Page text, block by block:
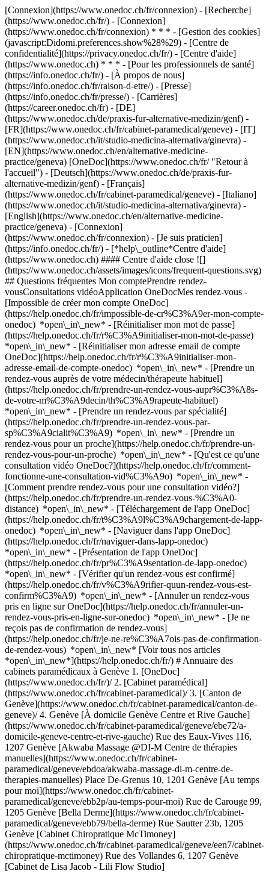
[Connexion](https://www.onedoc.ch/fr/connexion) - [Recherche]
(https://www.onedoc.ch/fr/) - [Connexion]
(https://www.onedoc.ch/fr/connexion) * * * - [Gestion des cookies]
(javascript:Didomi.preferences.show%28%29) - [Centre de
confidentialité](https://privacy.onedoc.ch/fr/) - [Centre d'aide]
(https://www.onedoc.ch) * * * - [Pour les professionnels de santé]
(https://info.onedoc.ch/fr/) - [À propos de nous]
(https://info.onedoc.ch/fr/raison-d-etre/) - [Presse]
(https://info.onedoc.ch/fr/presse/) - [Carrières]
(https://career.onedoc.ch/fr) - [DE]
(https://www.onedoc.ch/de/praxis-fur-alternative-medizin/genf) -
[FR](https://www.onedoc.ch/fr/cabinet-paramedical/geneve) - [IT]
(https://www.onedoc.ch/it/studio-medicina-alternativa/ginevra) -
[EN](https://www.onedoc.ch/en/alternative-medicine-
practice/geneva) [OneDoc](https://www.onedoc.ch/fr/ "Retour à
l'accueil") - [Deutsch](https://www.onedoc.ch/de/praxis-fur-
alternative-medizin/genf) - [Français]
(https://www.onedoc.ch/fr/cabinet-paramedical/geneve) - [Italiano]
(https://www.onedoc.ch/it/studio-medicina-alternativa/ginevra) -
[English](https://www.onedoc.ch/en/alternative-medicine-
practice/geneva) - [Connexion]
(https://www.onedoc.ch/fr/connexion) - [Je suis praticien]
(https://info.onedoc.ch/fr/) - [*help\_outline*Centre d'aide]
(https://www.onedoc.ch) #### Centre d'aide close ![]
(https://www.onedoc.ch/assets/images/icons/frequent-questions.svg)
## Questions fréquentes Mon comptePrendre rendez-
vousConsultations vidéoApplication OneDocMes rendez-vous -
[Impossible de créer mon compte OneDoc]
(https://help.onedoc.ch/fr/impossible-de-cr%C3%A9er-mon-compte-
onedoc) *open\_in\_new* - [Réinitialiser mon mot de passe]
(https://help.onedoc.ch/fr/r%C3%A9initialiser-mon-mot-de-passe)
*open\_in\_new* - [Réinitialiser mon adresse email de compte
OneDoc](https://help.onedoc.ch/fr/r%C3%A9initialiser-mon-
adresse-email-de-compte-onedoc) *open\_in\_new* - [Prendre un
rendez-vous auprès de votre médecin/thérapeute habituel]
(https://help.onedoc.ch/fr/prendre-un-rendez-vous-aupr%C3%A8s-
de-votre-m%C3%A9decin/th%C3%A9rapeute-habituel)
*open\_in\_new* - [Prendre un rendez-vous par spécialité]
(https://help.onedoc.ch/fr/prendre-un-rendez-vous-par-
sp%C3%A9cialit%C3%A9) *open\_in\_new* - [Prendre un
rendez-vous pour un proche](https://help.onedoc.ch/fr/prendre-un-
rendez-vous-pour-un-proche) *open\_in\_new* - [Qu'est ce qu'une
consultation vidéo OneDoc?](https://help.onedoc.ch/fr/comment-
fonctionne-une-consultation-vid%C3%A9o) *open\_in\_new* -
[Comment prendre rendez-vous pour une consultation vidéo?]
(https://help.onedoc.ch/fr/prendre-un-rendez-vous-%C3%A0-
distance) *open\_in\_new* - [Téléchargement de l'app OneDoc]
(https://help.onedoc.ch/fr/t%C3%A9l%C3%A9chargement-de-lapp-
onedoc) *open\_in\_new* - [Naviguer dans l'app OneDoc]
(https://help.onedoc.ch/fr/naviguer-dans-lapp-onedoc)
*open\_in\_new* - [Présentation de l'app OneDoc]
(https://help.onedoc.ch/fr/pr%C3%A9sentation-de-lapp-onedoc)
*open\_in\_new* - [Vérifier qu'un rendez-vous est confirmé](https://help.onedoc.ch/fr/v%C3%A9rifier-quun-rendez-vous-est-confirm%C3%A9) *open\_in\_new* - [Annuler un rendez-vous pris en ligne sur OneDoc](https://help.onedoc.ch/fr/annuler-un-rendez-vous-pris-en-ligne-sur-onedoc) *open\_in\_new* - [Je ne reçois pas de confirmation de rendez-vous](https://help.onedoc.ch/fr/je-ne-re%C3%A7ois-pas-de-confirmation-de-rendez-vous) *open\_in\_new* [Voir tous nos articles *open\_in\_new*](https://help.onedoc.ch/fr/) # Annuaire des cabinets paramédicaux à Genève 1. [OneDoc](https://www.onedoc.ch/fr/)/ 2. [Cabinet paramédical](https://www.onedoc.ch/fr/cabinet-paramedical)/ 3. [Canton de Genève](https://www.onedoc.ch/fr/cabinet-paramedical/canton-de-geneve)/ 4. Genève [À domicile Genève Centre et Rive Gauche](https://www.onedoc.ch/fr/cabinet-paramedical/geneve/ebe72/a-domicile-geneve-centre-et-rive-gauche) Rue des Eaux-Vives 116, 1207 Genève [Akwaba Massage @DI-M Centre de thérapies manuelles](https://www.onedoc.ch/fr/cabinet-paramedical/geneve/ebdoa/akwaba-massage-di-m-centre-de-therapies-manuelles) Place De-Grenus 10, 1201 Genève [Au temps pour moi](https://www.onedoc.ch/fr/cabinet-paramedical/geneve/ebb2p/au-temps-pour-moi) Rue de Carouge 99, 1205 Genève [Bella Derme](https://www.onedoc.ch/fr/cabinet-paramedical/geneve/ebb79/bella-derme) Rue Sautter 23b, 1205 Genève [Cabinet Chiropratique McTimoney](https://www.onedoc.ch/fr/cabinet-paramedical/geneve/een7/cabinet-chiropratique-mctimoney) Rue des Vollandes 6, 1207 Genève [Cabinet de Lisa Jacob - Lili Flow Studio](https://www.onedoc.ch/fr/cabinet-paramedical/geneve/ebewm/cabinet-de-lisa-jacob-lili-flow-studio) Rue De-Candolle 20, 1205 Genève [Cabinet empty your mind](https://www.onedoc.ch/fr/cabinet-paramedical/geneve/ebakv/cabinet-empty-your-mind) Avenue de France 6, 1202 Genève [Cabinet Kinesioka](https://www.onedoc.ch/fr/cabinet-paramedical/geneve/ebbnd/cabinet-kinesioka) Avenue de Sainte-Clotilde 17, 1205 Genève [Centre à Genève "Servette" de Medecine intégrative Alternative et Complémentaire](https://www.onedoc.ch/fr/cabinet-paramedical/geneve/e5xh/centre-a-geneve-servette-de-medecine-integrative-alternative-et-complementaire) Rue Benjamin-Soullier 14, 1202 Genève [Centre Cryo-Sport-Santé](https://www.onedoc.ch/fr/cabinet-paramedical/geneve/ep9f/centre-cryo-sport-sante) Rue du Rhône 50, 1204 Genève [Centre de Soins Thérapeutiques Genève](https://www.onedoc.ch/fr/cabinet-paramedical/geneve/ebb3x/centre-de-soins-therapeutiques-geneve) Rue François-Ruchon 1, 1203 Genève [Centre Jean-Violette, NICe](https://www.onedoc.ch/fr/cabinet-paramedical/geneve/eeqw/centre-jean-violette-nice) Rue Jean-Violette 10, 1205 Genève [Centre Renaissance](https://www.onedoc.ch/fr/cabinet-paramedical/geneve/ed69/centre-renaissance) Chemin de la Petite-Boissière 44, 1208 Genève [Chinamedic - Didier JOLIVET](https://www.onedoc.ch/fr/cabinet-paramedical/geneve/ec4e/chinamedic-didier-jolivet) Rue de la Fontaine 15, 1204 Genève [Chinatang Genève](https://www.onedoc.ch/fr/cabinet-paramedical/geneve/e7wn/chinatang-geneve) Galerie Jean-Malbuisson 15, 1204 Genève [Chinatang Genève](https://www.onedoc.ch/fr/cabinet-paramedical/geneve/e7wq/chinatang-geneve) Galerie Jean-Malbuisson 15, 1204 Genève [Family Naturopathie](https://www.onedoc.ch/fr/cabinet-paramedical/geneve/epy8/family-naturopathie) Rue Ami-Lullin 9, 1207 Genève [Julie Blume - Systemisches Coaching](https://www.onedoc.ch/fr/cabinet-paramedical/geneve/ebbpp/julie-blume-systemisches-coaching) Rue Philippe-Plantamour 34, 1201 Genève [Les Reines Nubiennes - Soins à domicile](https://www.onedoc.ch/fr/cabinet-paramedical/geneve/eben4/les-reines-nubiennes-soins-a-domicile) Genève, 1200 Genève [Physio Bastions Genève](https://www.onedoc.ch/fr/cabinet-paramedical/geneve/ec0w/physio-bastions-geneve) Rue du Conseil-Général 10, 1205 Genève [Shichi](https://www.onedoc.ch/fr/cabinet-paramedical/geneve/eeeq/shichi) Rue de Saint-Jean 11, 1203 Genève [Studio SoHam](https://www.onedoc.ch/fr/cabinet-paramedical/geneve/e6dk/studio-soham) Rue Philippe-Plantamour 34, 1201 Genève [Swiss Hands - Laurence Santschy](https://www.onedoc.ch/fr/cabinet-paramedical/geneve/ebd54/swiss-hands-laurence-santschy) Rue de la Servette 88, 1202 Genève [Tania Félix - Podologue ES](https://www.onedoc.ch/fr/cabinet-paramedical/geneve/eit3/tania-felix-podologue-es) Rue Vignier 2, 1205 Genève ### Téléchargez l'app OneDoc Prenez rendez-vous en ligne chez un médecin, un dentiste ou un thérapeute proche de vous en Suisse. L'application OneDoc vous permet de gérer tous vos rendez-vous médicaux depuis votre natel, n'importe où et n'importe quand. ![Code QR redirigeant vers l’App Store ou Google Play pour télécharger l’app OneDoc Patients](https://www.onedoc.ch/assets/images/download-app-qr.jpeg) Scannez le QR code pour télécharger l’application [![Téléchargez notre application sur l'App Store!](https://www.onedoc.ch/assets/images/app-store-badge-fr.svg)](https://apps.apple.com/ch/app/onedoc/id1592376413?l=fr)[![Téléchargez notre application sur le Google Play Store!](https://www.onedoc.ch/assets/images/google-play-badge-fr.png)](https://play.google.com/store/apps/details?id=ch.onedoc.patient&hl=fr-CH) *keyboard\_arrow\_right* ## Trouver un spécialiste [Physiothérapeute](https://www.onedoc.ch/fr/physiotherapeute)[Masseur classique](https://www.onedoc.ch/fr/masseur-classique)[Médecin généraliste](https://www.onedoc.ch/fr/medecin-generaliste)[Réflexologue](https://www.onedoc.ch/fr/reflexologue)[Thérapeute en drainage lymphatique](https://www.onedoc.ch/fr/therapeute-en-drainage-lymphatique)[Spécialiste en médecine interne générale](https://www.onedoc.ch/fr/specialiste-en-medecine-interne-generale)[Psychologue](https://www.onedoc.ch/fr/psychologue)[Ostéopathe](https://www.onedoc.ch/fr/osteopathe)[Médecin-dentiste](https://www.onedoc.ch/fr/medecin-dentiste)[Ophtalmologue](https://www.onedoc.ch/fr/ophtalmologue)[Acupuncteur](https://www.onedoc.ch/fr/acupuncteur)[Prestations de santé en pharmacie](https://www.onedoc.ch/fr/prestations-de-sante-en-pharmacie)[Centre de vaccination](https://www.onedoc.ch/fr/centre-de-vaccination)[Gynécologue obstétricien](https://www.onedoc.ch/fr/gynecologue-obstetricien)[Masseur thérapeutique](https://www.onedoc.ch/fr/masseur-therapeutique)[Thérapeute en nutrition MCO](https://www.onedoc.ch/fr/therapeute-en-nutrition-mco)[Thérapeute en hypnose](https://www.onedoc.ch/fr/therapeute-en-hypnose)[Kinésiologue](https://www.onedoc.ch/fr/kinesiologue)[Physiothérapeute du sport](https://www.onedoc.ch/fr/physiotherapeute-du-sport)[Pédiatre](https://www.onedoc.ch/fr/pediatre)[Spécialiste en Médecine Traditionnelle Chinoise (MTC)](https://www.onedoc.ch/fr/specialiste-en-medecine-traditionnelle-chinoise-mtc)[Toutes les spécialités](https://www.onedoc.ch/fr/specialites) *keyboard\_arrow\_right* ## Trouver une expertise [Check-up | bilan de santé](https://www.onedoc.ch/fr/check-up-bilan-de-sante)[Récupération physiothérapeutique du sportif](https://www.onedoc.ch/fr/recuperation-physiotherapeutique-du-sportif)[Thérapie Manuelle](https://www.onedoc.ch/fr/therapie-manuelle)[Rupture du ligament croisé antérieur (LCA) | Déchirure du ligament croisé antérieur (LCA)](https://www.onedoc.ch/fr/rupture-du-ligament-croise-anterieur-lca-dechirure-du-ligament-croise-anterieur-lca)[Suivi du sportif](https://www.onedoc.ch/fr/suivi-du-sportif)[Accompagnement psychologique pour gestion du stress](https://www.onedoc.ch/fr/accompagnement-psychologique-pour-gestion-du-stress)[Examen de la vue](https://www.onedoc.ch/fr/examen-de-la-vue)[Entraînement de l'équilibre](https://www.onedoc.ch/fr/entrainement-de-l-equilibre)[Carie](https://www.onedoc.ch/fr/carie)[Vaccination encéphalite à tiques (FSME)](https://www.onedoc.ch/fr/vaccination-encephalite-a-tiques-fsme)[Arthrose](https://www.onedoc.ch/fr/arthrose)[Déchirure du ménisque | Rupture du ménisque | Lésion du ménisque](https://www.onedoc.ch/fr/dechirure-du-menisque-rupture-du-menisque-lesion-du-menisque)[Bilan postural](https://www.onedoc.ch/fr/bilan-postural)[Prévention cardio-vasculaire | CardioCheck | CardioTest](https://www.onedoc.ch/fr/prevention-cardio-vasculaire-cardiocheck-cardiotest)[Vaccination grippe](https://www.onedoc.ch/fr/vaccination-grippe)[Détartrage](https://www.onedoc.ch/fr/detartrage)[Accompagnement psychologique pour la dépression](https://www.onedoc.ch/fr/accompagnement-psychologique-pour-la-depression)[Allergie | AllergoTest | Bilan allergologique](https://www.onedoc.ch/fr/allergie-allergotest-bilan-allergologique)[Parodontologie | Soin des gencives | Déchaussement des dents](https://www.onedoc.ch/fr/parodontologie-soin-des-gencives-dechaussement-des-dents)[Dépistage du diabète](https://www.onedoc.ch/fr/depistage-du-diabete)[Implant dentaire](https://www.onedoc.ch/fr/implant-dentaire)[Toutes les expertises](https://www.onedoc.ch/fr/expertises) *keyboard\_arrow\_right* ## Trouver un établissement [Cabinet médical](https://www.onedoc.ch/fr/cabinet-medical)[Centre médical](https://www.onedoc.ch/fr/centre-medical)[Cabinet de groupe](https://www.onedoc.ch/fr/cabinet-de-groupe)[Cabinet dentaire](https://www.onedoc.ch/fr/cabinet-dentaire)[Pharmacie](https://www.onedoc.ch/fr/pharmacie)[Cabinet d'ostéopathie](https://www.onedoc.ch/fr/cabinet-d-osteopathie)[Cabinet de physiothérapie](https://www.onedoc.ch/fr/cabinet-de-physiotherapie)[Groupe médical](https://www.onedoc.ch/fr/groupe-medical)[Clinique dentaire](https://www.onedoc.ch/fr/clinique-dentaire)[Centre de santé](https://www.onedoc.ch/fr/centre-de-sante)[Magasin d'optique](https://www.onedoc.ch/fr/magasin-d-optique)[Centre auditif](https://www.onedoc.ch/fr/centre-auditif)[Clinique privée](https://www.onedoc.ch/fr/clinique-privee)[Hôpital](https://www.onedoc.ch/fr/hopital)[Centre médical et dentaire](https://www.onedoc.ch/fr/centre-medical-et-dentaire)[Maison de santé](https://www.onedoc.ch/fr/maison-de-sante)[Laboratoire d'analys